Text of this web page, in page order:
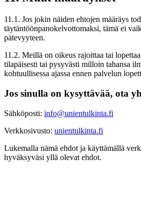
11.1. Jos jokin näiden ehtojen määräys
täytäntöönpanokelvottomaksi, tämä ei
pätevyyteen.
11.2. Meillä on oikeus rajoittaa tai
tilapäisesti tai pysyvästi milloin tahansa
kohtuullisessa ajassa ennen palvelun
Jos sinulla on kysyttävää, ota
Sähköposti: info@unientulkinta.fi
Verkkosivusto: unientulkinta.fi
Lukemalla nämä ehdot ja käyttämällä
hyväksyväsi yllä olevat ehdot.